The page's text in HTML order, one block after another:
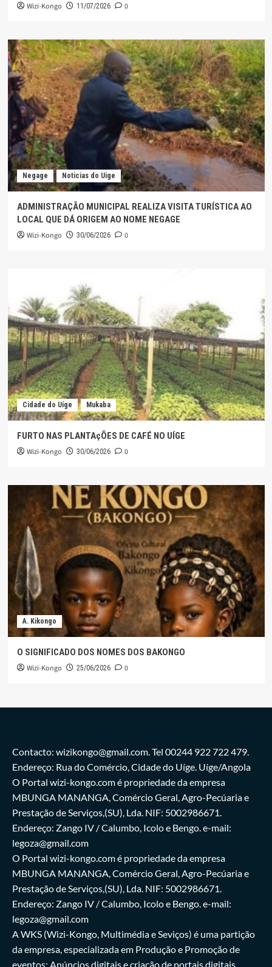
Wizi-Kongo 11/07/2026 0
Negage Noticias do Uige
ADMINISTRAÇÃO MUNICIPAL REALIZA VISITA TURÍSTICA AO
LOCAL QUE DÁ ORIGEM AO NOME NEGAGE
Wizi-Kongo 30/06/2026 0
Cidade do Uíge Mukaba
FURTO NAS PLANTAçÕES DE CAFÉ NO UÍGE
Wizi-Kongo 30/06/2026 0
A. Kikongo
O SIGNIFICADO DOS NOMES DOS BAKONGO
Wizi-Kongo 25/06/2026 0
Contacto: wizikongo@gmail.com. Tel 00244 922 722 479.
Endereço: Rua do Comércio, Cidade do Uíge. Uíge/Angola
O Portal wizi-kongo.com é propriedade da empresa
MBUNGA MANANGA, Comércio Geral, Agro-Pecúaria e
Prestação de Serviços,(SU), Lda. NIF: 5002986671.
Endereço: Zango IV / Calumbo, Icolo e Bengo. e-mail:
legoza@gmail.com
O Portal wizi-kongo.com é propriedade da empresa
MBUNGA MANANGA, Comércio Geral, Agro-Pecúaria e
Prestação de Serviços,(SU), Lda. NIF: 5002986671.
Endereço: Zango IV / Calumbo, Icolo e Bengo. e-mail:
legoza@gmail.com
A WKS (Wizi-Kongo, Multimédia e Seviços) é uma partição
da empresa, especializada em Produção e Promoção de
eventos; Anúncios digitais e criação de portais digitais.